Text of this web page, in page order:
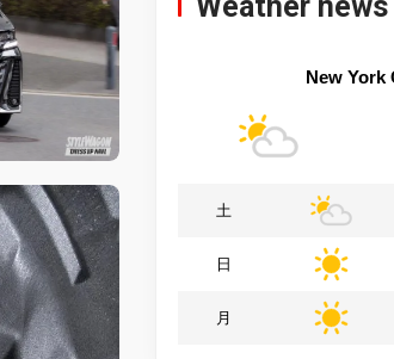
New York
土
日
月